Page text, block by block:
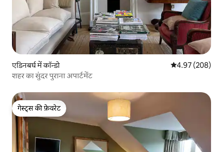
एडिनबर्घ में कॉन्डो औसत रेटिंग 5 में से
4.97 (208)
शहर का सुंदर पुराना अपार्टमेंट
गेस्ट्स की फ़ेवरेट
गेस्ट्स की फ़ेवरेट